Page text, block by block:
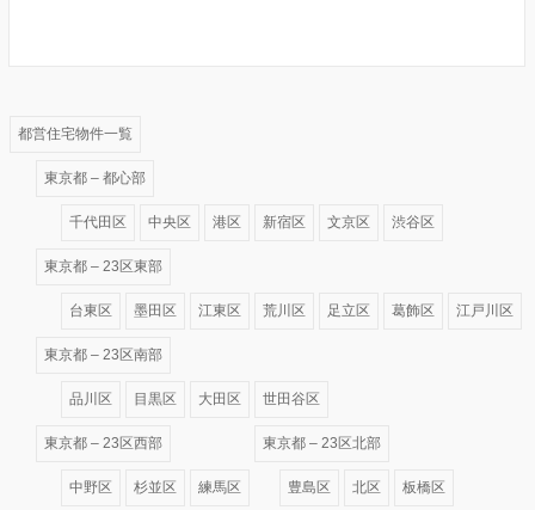
都営住宅物件一覧
東京都 – 都心部
千代田区 中央区 港区 新宿区 文京区 渋谷区
東京都 – 23区東部
台東区 墨田区 江東区 荒川区 足立区 葛飾区 江戸川区
東京都 – 23区南部
品川区 目黒区 大田区 世田谷区
東京都 – 23区西部
中野区 杉並区 練馬区
東京都 – 23区北部
豊島区 北区 板橋区